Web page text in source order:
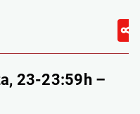
23-23:59h –